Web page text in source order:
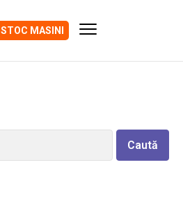
STOC MASINI
Caută